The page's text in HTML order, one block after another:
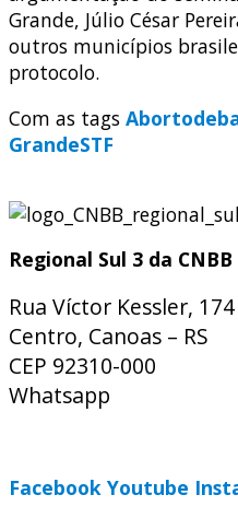
Grande, Júlio César
outros municípios
protocolo.
Com as tags Aborto
GrandeSTF
Regional Sul 3 da CNBB
Rua Víctor Kessler, 174
Centro, Canoas – RS
CEP 92310-000
Whatsapp
Facebook Youtube